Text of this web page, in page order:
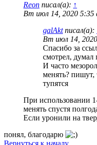
Reon писал(а): ↑
Вт июл 14, 2020 5:35
galAktписал(а):
Вт июл 14,
Спасибо за
смотрел, думал
И часто
менять? пишут,
тупятся
При использовании
менять спустя
Если уронили на
понял, благодарю
Вернуться к началу